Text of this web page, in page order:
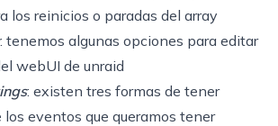
los reinicios o paradas del array
: tenemos algunas opciones para editar
webUI de unraid
: existen tres formas de tener
eventos que queramos tener